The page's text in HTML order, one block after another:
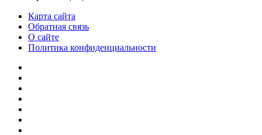
Карта сайта
Обратная связь
О сайте
Политика конфиденциальности